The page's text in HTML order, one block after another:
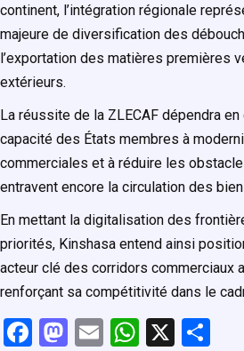
continent, l’intégration régionale
majeure de diversification des
l’exportation des matières premières
extérieurs.
La réussite de la ZLECAF dépendra
capacité des États membres à
commerciales et à réduire les
entravent encore la circulation des
En mettant la digitalisation des
priorités, Kinshasa entend ainsi
acteur clé des corridors commerciaux
renforçant sa compétitivité dans le
F
M E
W X